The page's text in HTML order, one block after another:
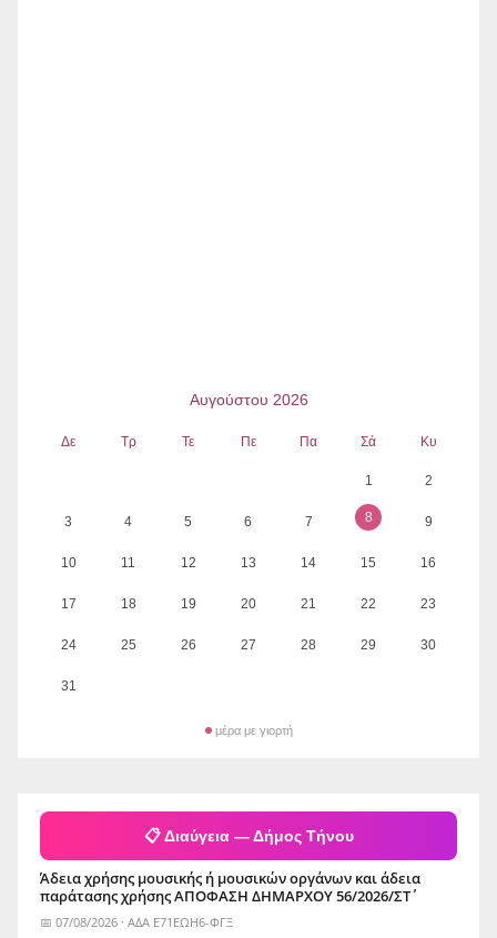
Αυγούστου 2026
Δε Τρ Τε Πε Πα Σά Κυ
1 2
3 4 5 6 7 8 9
10 11 12 13 14 15 16
17 18 19 20 21 22 23
24 25 26 27 28 29 30
31
μέρα με γιορτή
📋 Διαύγεια — Δήμος Τήνου
Άδεια χρήσης μουσικής ή μουσικών οργάνων και άδεια
παράτασης χρήσης ΑΠΟΦΑΣΗ ΔΗΜΑΡΧΟΥ 56/2026/ΣΤ΄
📅 07/08/2026 · ΑΔΑ Ε71ΕΩΗ6-ΦΓΞ